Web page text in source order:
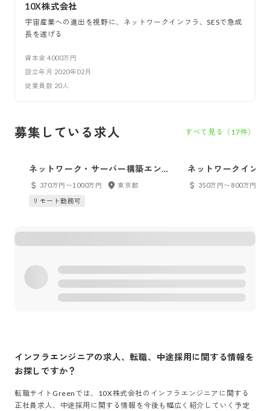
10X株式会社
宇宙産業への進出を視野に、ネットワークインフラ、SESで急成
長を遂げる
資本金4000万円
設立年月 2020年02月
従業員数 20人
募集している求人 すべて見る（ 17件）
ネットワーク・サーバー構築エンジ
ニア370万円〜1000万円
東京都
リモート勤務可
ネットワークイン
マネージャー（PM
350万円〜800万円
インフラエンジニアの求人、転職、中途採用に関する情報を
お探しですか？
転職サイトGreenでは、 10X株式会社の インフラエンジニア に関する
正社員求人、中途採用に関する情報を今後も幅広く紹介していく予定